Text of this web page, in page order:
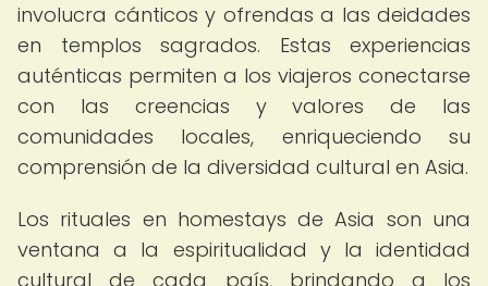
involucra cánticos y ofrendas a las deidades
en templos sagrados. Estas experiencias
auténticas permiten a los viajeros conectarse
con las creencias y valores de las
comunidades locales, enriqueciendo su
comprensión de la diversidad cultural en Asia.
Los rituales en homestays de Asia son una
ventana a la espiritualidad y la identidad
cultural de cada país, brindando a los